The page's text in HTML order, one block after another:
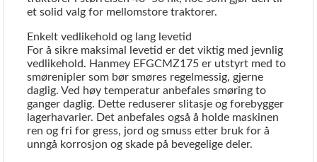
et solid valg for mellomstore traktorer.
Enkelt vedlikehold og lang levetid
For å sikre maksimal levetid er det viktig med jevnlig
vedlikehold. Hanmey EFGCMZ175 er utstyrt med to
smørenipler som bør smøres regelmessig, gjerne
daglig. Ved høy temperatur anbefales smøring to
ganger daglig. Dette reduserer slitasje og forebygger
lagerhavarier. Det anbefales også å holde maskinen
ren og fri for gress, jord og smuss etter bruk for å
unngå korrosjon og skade på bevegelige deler.